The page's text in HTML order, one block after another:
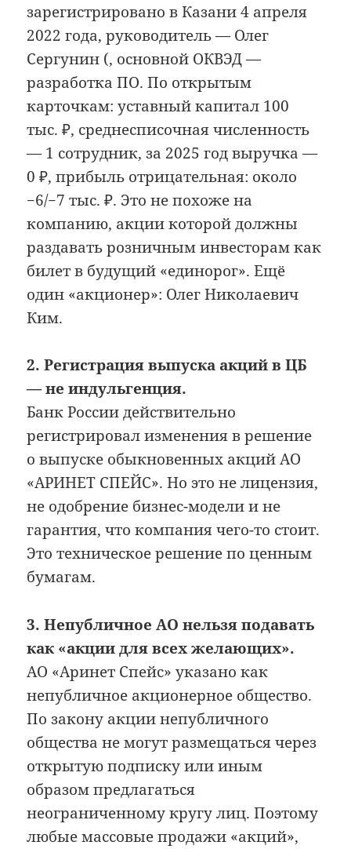
зарегистрировано в Казани 4 апреля
2022 года, руководитель — Олег
Сергунин (, основной ОКВЭД —
разработка ПО. По открытым
карточкам: уставный капитал 100
тыс. ₽, среднесписочная численность
— 1 сотрудник, за 2025 год выручка —
0 ₽, прибыль отрицательная: около
−6/−7 тыс. ₽. Это не похоже на
компанию, акции которой должны
раздавать розничным инвесторам как
билет в будущий «единорог». Ещё
один «акционер»: Олег Николаевич
Ким.
2. Регистрация выпуска акций в ЦБ
— не индульгенция.
Банк России действительно
регистрировал изменения в решение
о выпуске обыкновенных акций АО
«АРИНЕТ СПЕЙС». Но это не лицензия,
не одобрение бизнес-модели и не
гарантия, что компания чего-то стоит.
Это техническое решение по ценным
бумагам.
3. Непубличное АО нельзя подавать
как «акции для всех желающих».
АО «Аринет Спейс» указано как
непубличное акционерное общество.
По закону акции непубличного
общества не могут размещаться через
открытую подписку или иным
образом предлагаться
неограниченному кругу лиц. Поэтому
любые массовые продажи «акций»,